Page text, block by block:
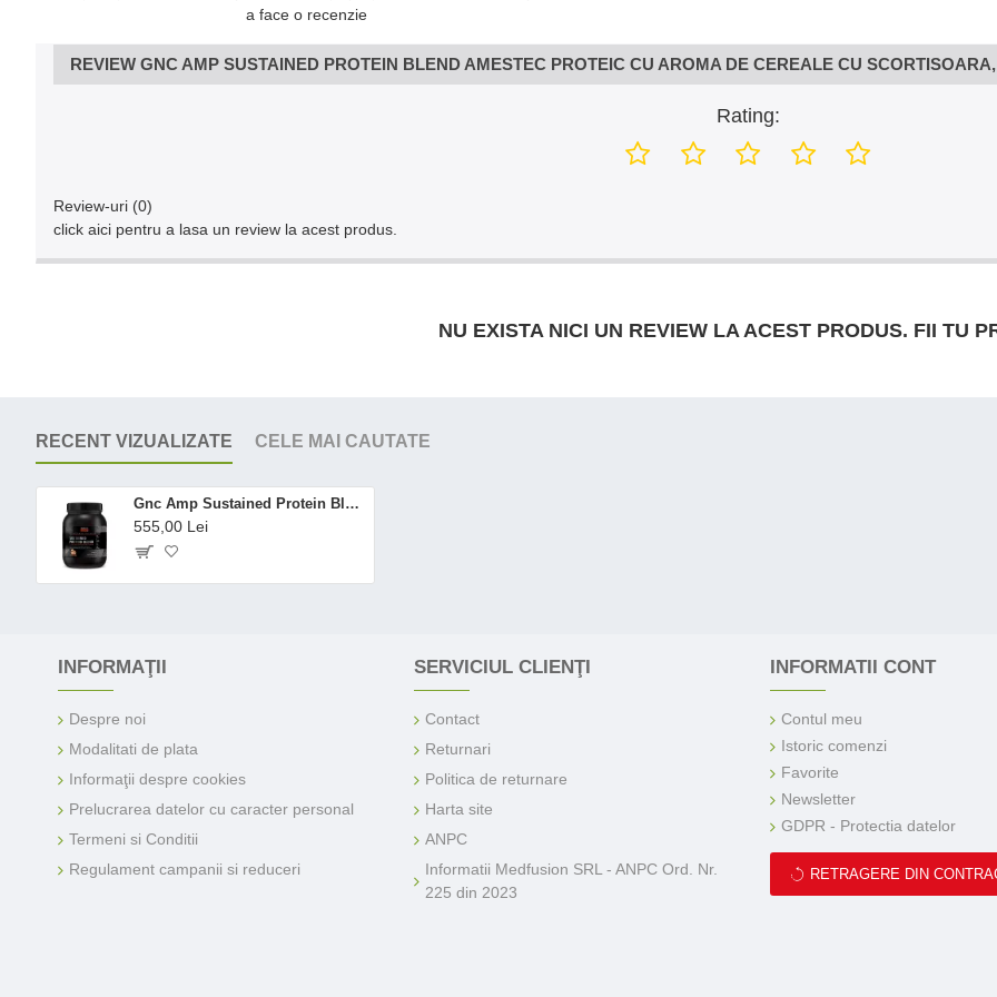
a face o recenzie
REVIEW GNC AMP SUSTAINED PROTEIN BLEND AMESTEC PROTEIC CU AROMA DE CEREALE CU
Rating:
Review-uri (0)
click aici pentru a lasa un review la acest produs.
NU EXISTA NICI UN REVIEW LA ACEST PRODUS. FII TU
RECENT VIZUALIZATE CELE MAI CAUTATE
Gnc Amp Sustained Protein Blend Amestec Proteic Cu Aroma De Cereale Cu Scortisoara, 924 G
555,00 Lei
INFORMAŢII
Despre noi
Modalitati de plata
Informaţii despre cookies
Prelucrarea datelor cu caracter personal
Termeni si Conditii
Regulament campanii si reduceri
SERVICIUL CLIENŢI
Contact
Returnari
Politica de returnare
Harta site
ANPC
Informatii Medfusion SRL - ANPC Ord. Nr.
225 din 2023
INFORMATII CONT
Contul meu
Istoric comenzi
Favorite
Newsletter
GDPR - Protectia datelor
RETRAGERE DIN